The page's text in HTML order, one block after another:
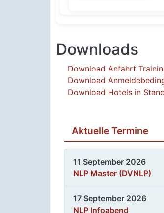
Downloads
Download Anfahrt
Download
Download Hotels in
Aktuelle Termine
11 September 2026
NLP Master (DVNLP)
17 September 2026
NLP Infoabend